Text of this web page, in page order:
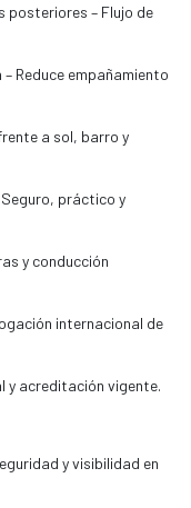
posteriores – Flujo de
Reduce empañamiento
a sol, barro y
práctico y
y conducción
internacional de
y acreditación vigente.
y visibilidad en